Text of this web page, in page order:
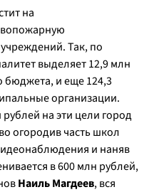
на
Так, по
выделяет 12,9 млн
бюджета, и еще 124,3
организации.
на эти цели город
огородив часть школ
и наняв
в 600 млн рублей,
Наиль Магдеев, вся